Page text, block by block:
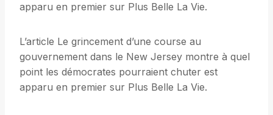
apparu en premier sur Plus Belle La Vie.
L’article Le grincement d’une course au
gouvernement dans le New Jersey montre à quel
point les démocrates pourraient chuter est
apparu en premier sur Plus Belle La Vie.